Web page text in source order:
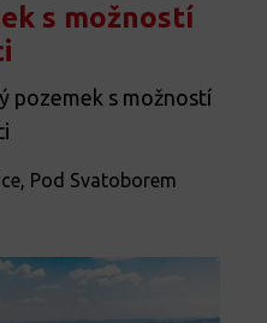
s možností
pozemek s možností
Pod Svatoborem